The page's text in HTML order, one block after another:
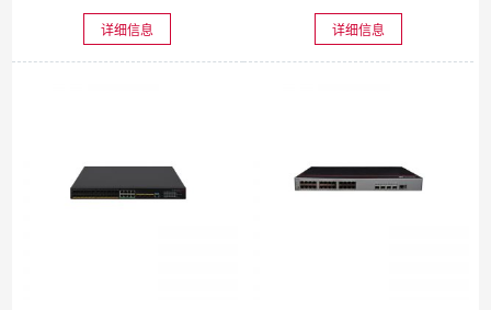
详细信息 详细信息